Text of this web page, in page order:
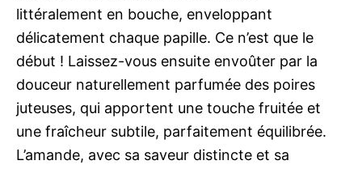
littéralement en bouche, enveloppant
délicatement chaque papille. Ce n’est que le
début ! Laissez-vous ensuite envoûter par la
douceur naturellement parfumée des poires
juteuses, qui apportent une touche fruitée et
une fraîcheur subtile, parfaitement équilibrée.
L’amande, avec sa saveur distincte et sa